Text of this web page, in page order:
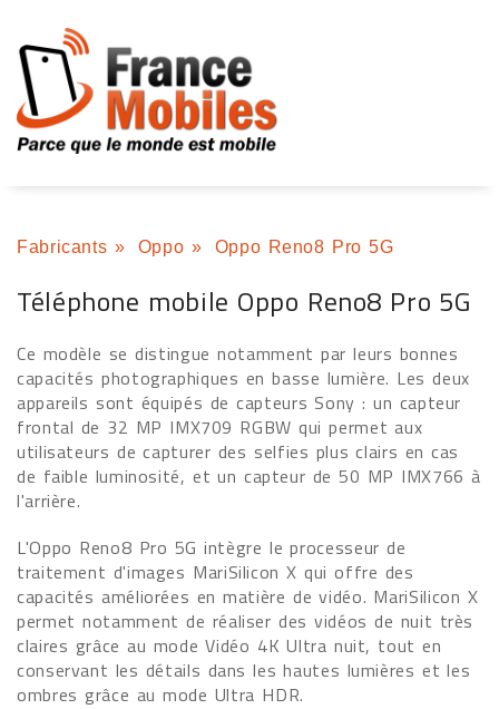
Fabricants » Oppo » Oppo Reno8 Pro 5G
Téléphone mobile Oppo Reno8 Pro 5G
Ce modèle se distingue notamment par leurs bonnes
capacités photographiques en basse lumière. Les deux
appareils sont équipés de capteurs Sony : un capteur
frontal de 32 MP IMX709 RGBW qui permet aux
utilisateurs de capturer des selfies plus clairs en cas
de faible luminosité, et un capteur de 50 MP IMX766 à
l'arrière.
L'Oppo Reno8 Pro 5G intègre le processeur de
traitement d'images MariSilicon X qui offre des
capacités améliorées en matière de vidéo. MariSilicon X
permet notamment de réaliser des vidéos de nuit très
claires grâce au mode Vidéo 4K Ultra nuit, tout en
conservant les détails dans les hautes lumières et les
ombres grâce au mode Ultra HDR.